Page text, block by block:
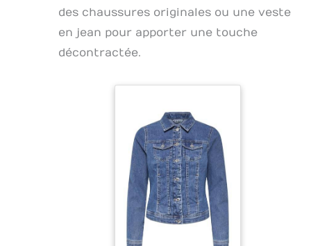
des chaussures originales ou une veste
en jean pour apporter une touche
décontractée.